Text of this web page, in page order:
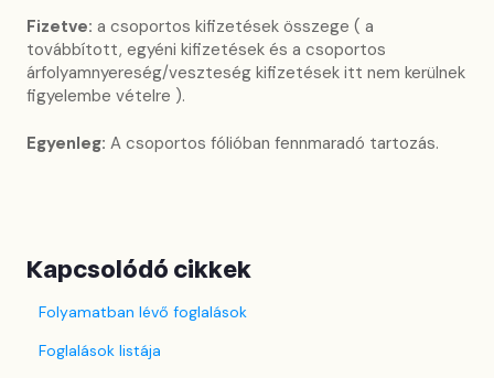
Fizetve: a csoportos kifizetések összege ( a
továbbított, egyéni kifizetések és a csoportos
árfolyamnyereség/veszteség kifizetések itt nem kerülnek
figyelembe vételre ).
Egyenleg: A csoportos fólióban fennmaradó tartozás.
Kapcsolódó cikkek
Folyamatban lévő foglalások
Foglalások listája